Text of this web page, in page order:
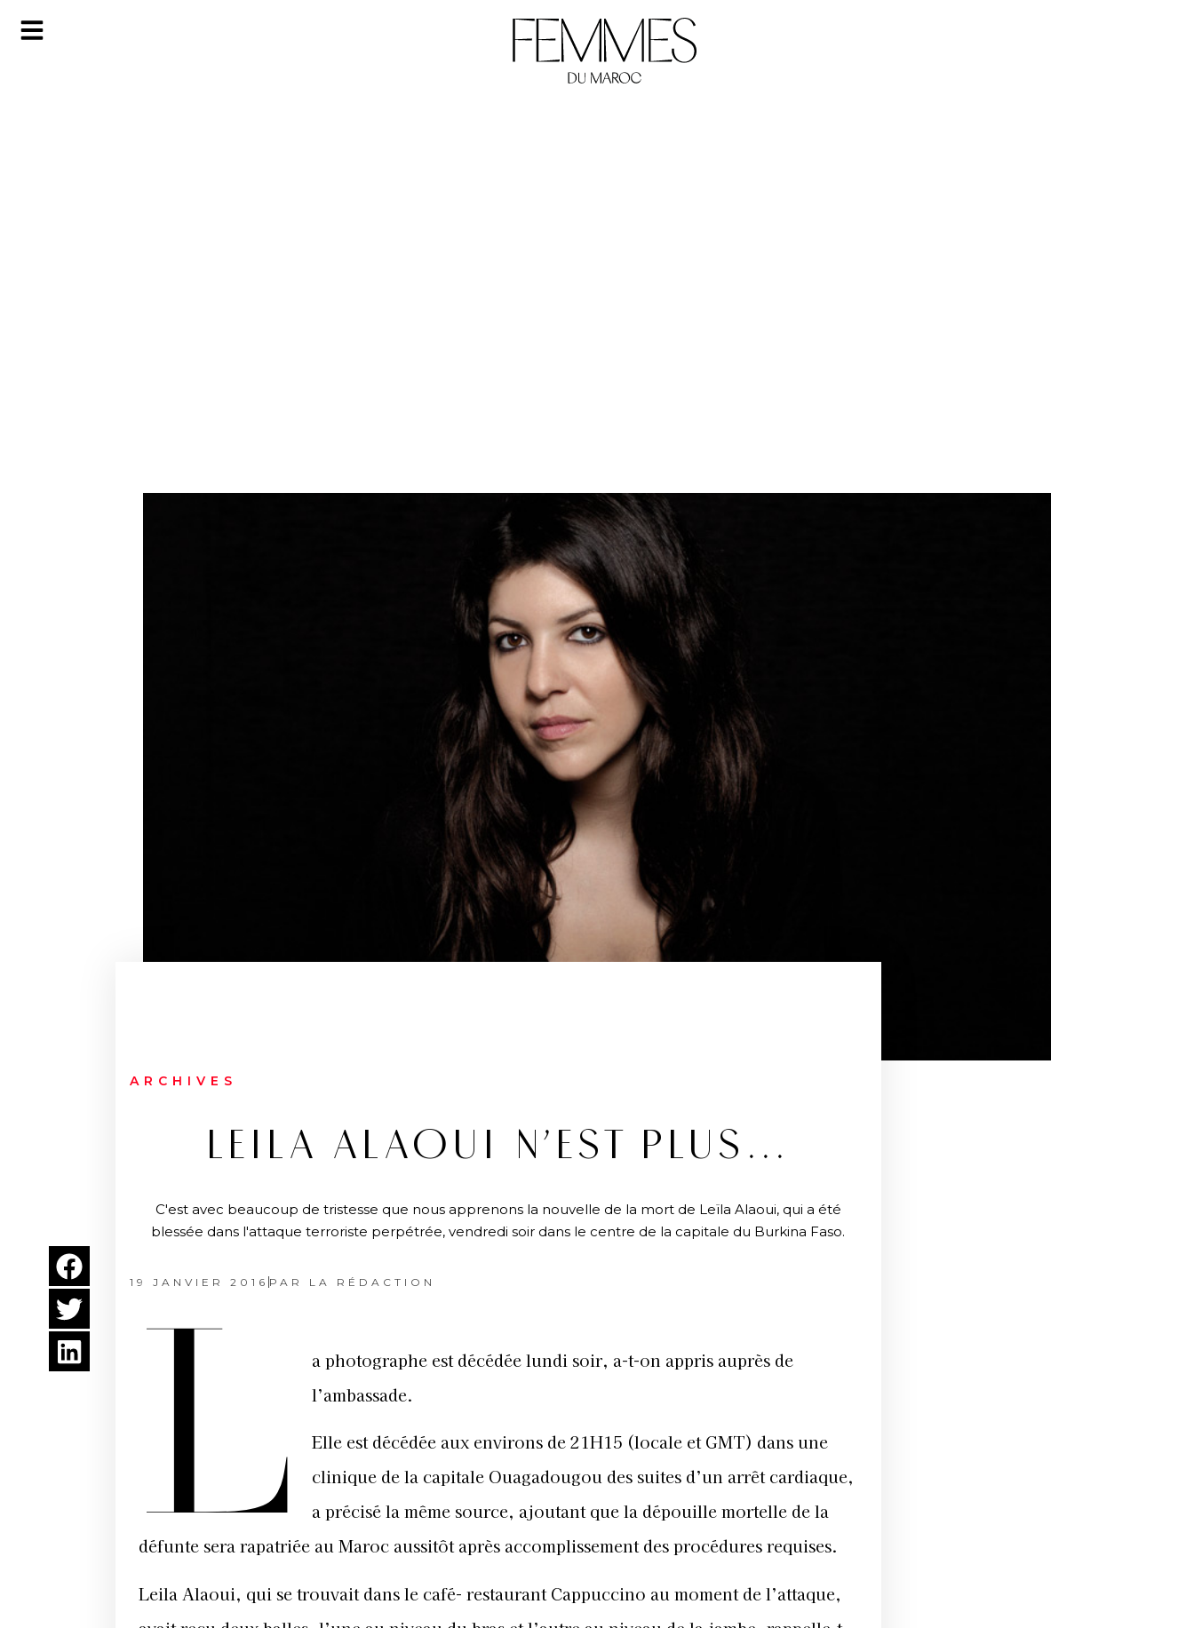
ARCHIVES
LEILA ALAOUI N’EST PLUS…
C'est avec beaucoup de tristesse que nous apprenons la nouvelle de la mort de Leïla Alaoui, qui a été
blessée dans l'attaque terroriste perpétrée, vendredi soir dans le centre de la capitale du Burkina Faso.
19 JANVIER 2016 PAR LA RÉDACTION
L
a photographe est décédée lundi soir, a-t-on appris auprès de
l’ambassade.
Elle est décédée aux environs de 21H15 (locale et GMT) dans une
clinique de la capitale Ouagadougou des suites d’un arrêt cardiaque,
a précisé la même source, ajoutant que la dépouille mortelle de la
défunte sera rapatriée au Maroc aussitôt après accomplissement des procédures requises.
Leila Alaoui, qui se trouvait dans le café- restaurant Cappuccino au moment de l’attaque,